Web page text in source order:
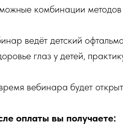
комбинации
ведёт детский
глаз у детей,
вебинара будет
оплаты вы получаете: